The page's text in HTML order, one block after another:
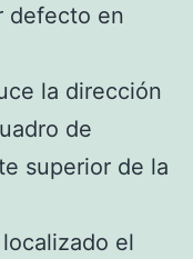
defecto en
la dirección
de
superior de la
el